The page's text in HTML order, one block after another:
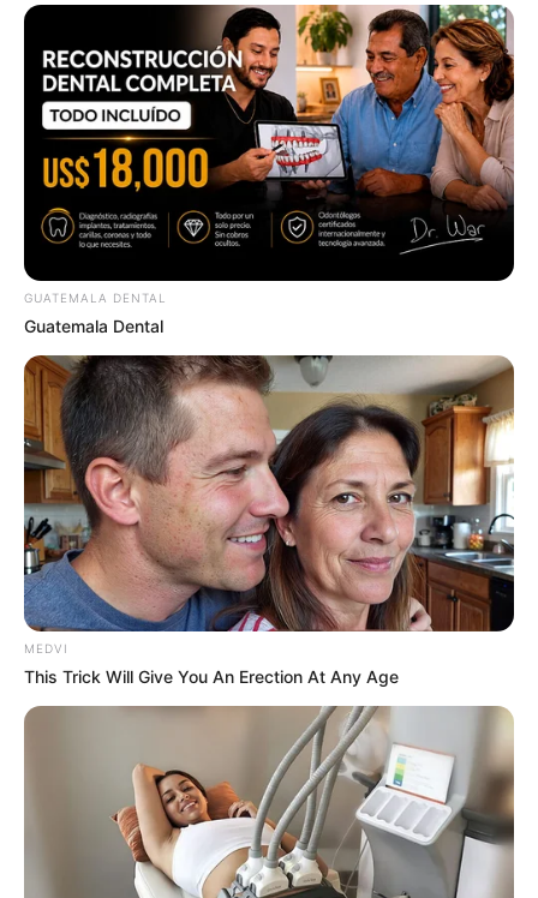
Top 8 Movies Based On Real Life. You Have To Watch
Them!
BRAINBERRIES
How Did They Get Gina Carano To Take It All Back?
BRAINBERRIES
GUATEMALA DENTAL
Guatemala Dental
MEDVI
This Trick Will Give You An Erection At Any Age